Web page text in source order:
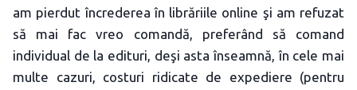
am pierdut încrederea în librăriile online şi am refuzat
să mai fac vreo comandă, preferând să comand
individual de la edituri, deşi asta înseamnă, în cele mai
multe cazuri, costuri ridicate de expediere (pentru